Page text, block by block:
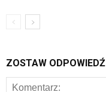
ZOSTAW ODPOWIEDŹ